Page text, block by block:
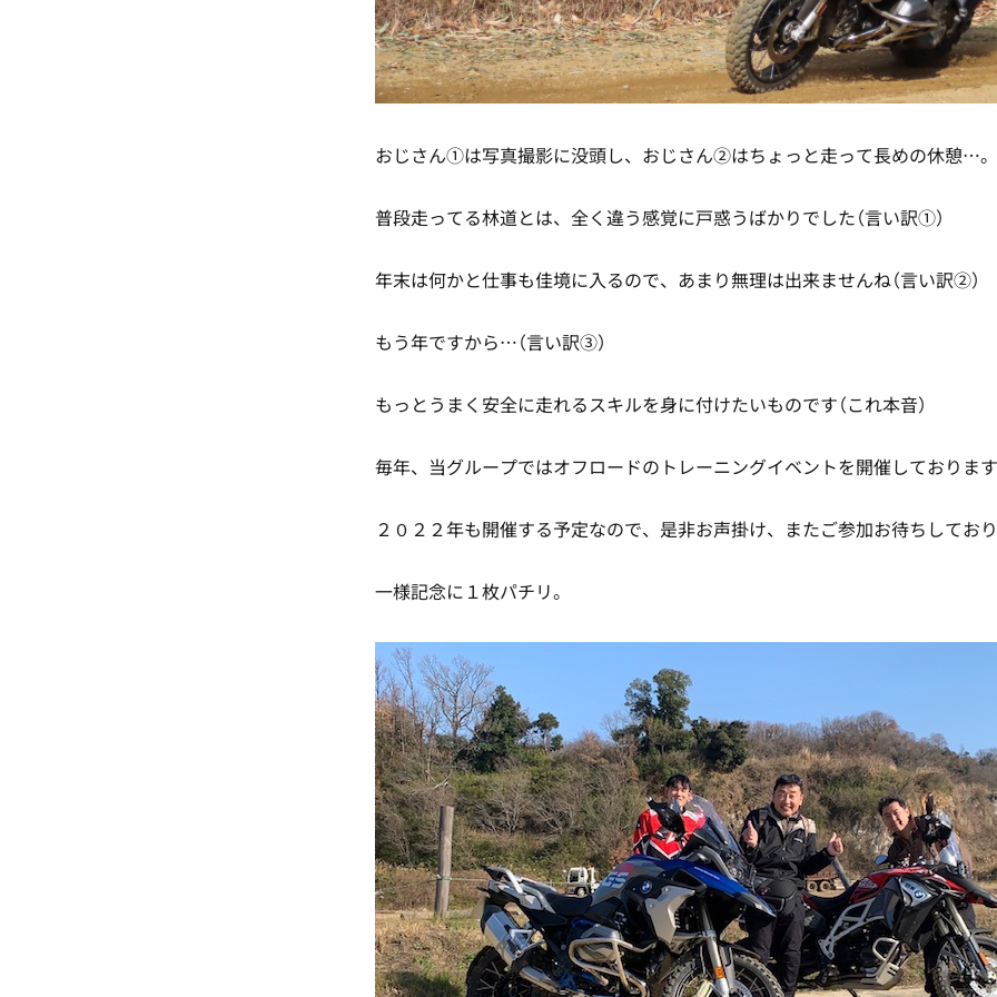
おじさん①は写真撮影に没頭し、おじさん②はちょっと走って長めの休憩…。
普段走ってる林道とは、全く違う感覚に戸惑うばかりでした（言い訳①）
年末は何かと仕事も佳境に入るので、あまり無理は出来ませんね（言い訳②）
もう年ですから…（言い訳③）
もっとうまく安全に走れるスキルを身に付けたいものです（これ本音）
毎年、当グループではオフロードのトレーニングイベントを開催しておりま
２０２２年も開催する予定なので、是非お声掛け、またご参加お待ちしてお
一様記念に１枚パチリ。